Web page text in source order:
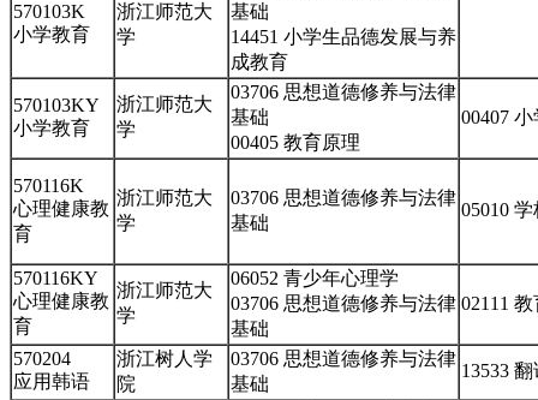
570103K
小学教育
浙江师范大
学
基础
14451 小学生品德发展与养
成教育
570103KY
小学教育
浙江师范大
学
03706 思想道德修养与法律
基础
00405 教育原理
00407
570116K
心理健康教
育
浙江师范大
学
03706 思想道德修养与法律
基础
05010
570116KY
心理健康教
育
浙江师范大
学
06052 青少年心理学
03706 思想道德修养与法律
基础
02111
570204
应用韩语
浙江树人学
院
03706 思想道德修养与法律
基础
13533